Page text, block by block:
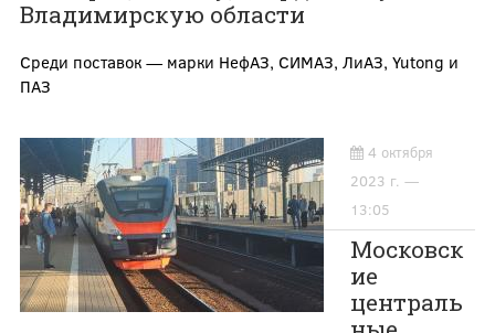
Владимирскую области
Среди поставок — марки НефАЗ, СИМАЗ, ЛиАЗ, Yutong и
ПАЗ
4 октября
2023 г. —
13:05
Московск
ие
централь